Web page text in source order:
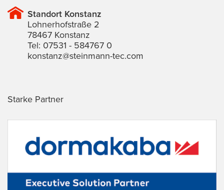
Standort Konstanz
Lohnerhofstraße 2
78467 Konstanz
Tel: 07531 - 584767 0
konstanz@steinmann-tec.com
Starke Partner